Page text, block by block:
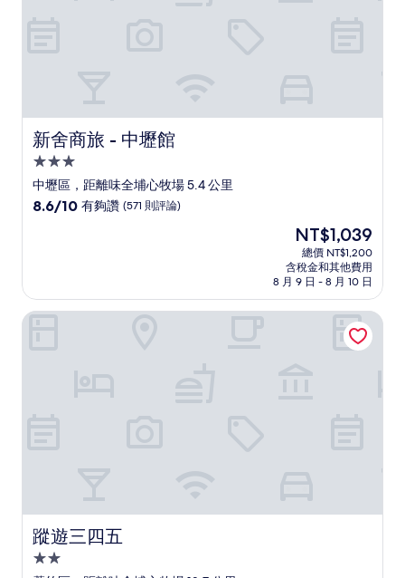
新舍商旅 - 中壢館
新舍商旅 - 中壢館
3.0
星
級
中壢區，距離味全埔心牧場 5.4 公里
8.6
有
夠
8.6/10 有夠讚 (571 則評論)
現
在
價
格
為
NT$1,039
NT$1,039
總價 NT$1,200
含稅金和其他費用
8 月 9 日 - 8 月 10 日
蹤遊三四五
蹤遊三四五
2.0
蹤遊三四五